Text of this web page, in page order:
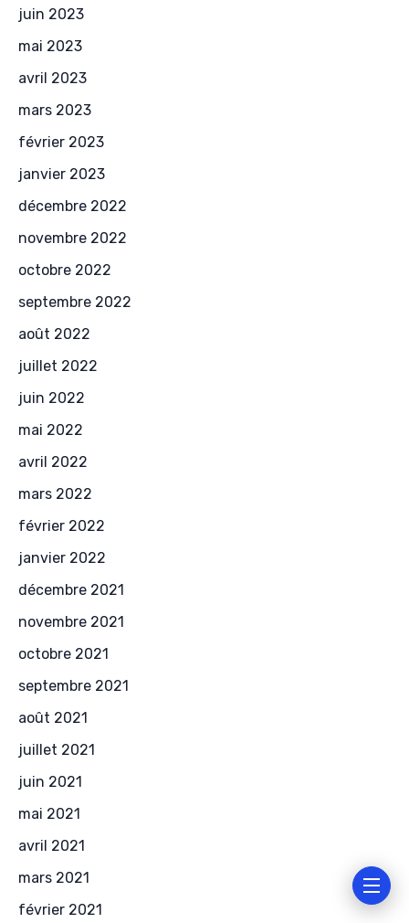
juin 2023
mai 2023
avril 2023
mars 2023
février 2023
janvier 2023
décembre 2022
novembre 2022
octobre 2022
septembre 2022
août 2022
juillet 2022
juin 2022
mai 2022
avril 2022
mars 2022
février 2022
janvier 2022
décembre 2021
novembre 2021
octobre 2021
septembre 2021
août 2021
juillet 2021
juin 2021
mai 2021
avril 2021
mars 2021
février 2021